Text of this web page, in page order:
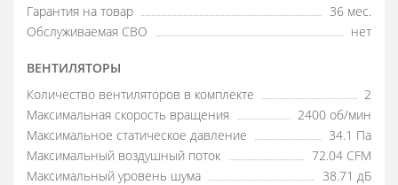
Гарантия на товар
36 мес.
Обслуживаемая СВО
нет
ВЕНТИЛЯТОРЫ
Количество вентиляторов в комплекте
2
Максимальная скорость вращения
2400 об/мин
Максимальное статическое давление
34.1 Па
Максимальный воздушный поток
72.04 CFM
Максимальный уровень шума
38.71 дБ